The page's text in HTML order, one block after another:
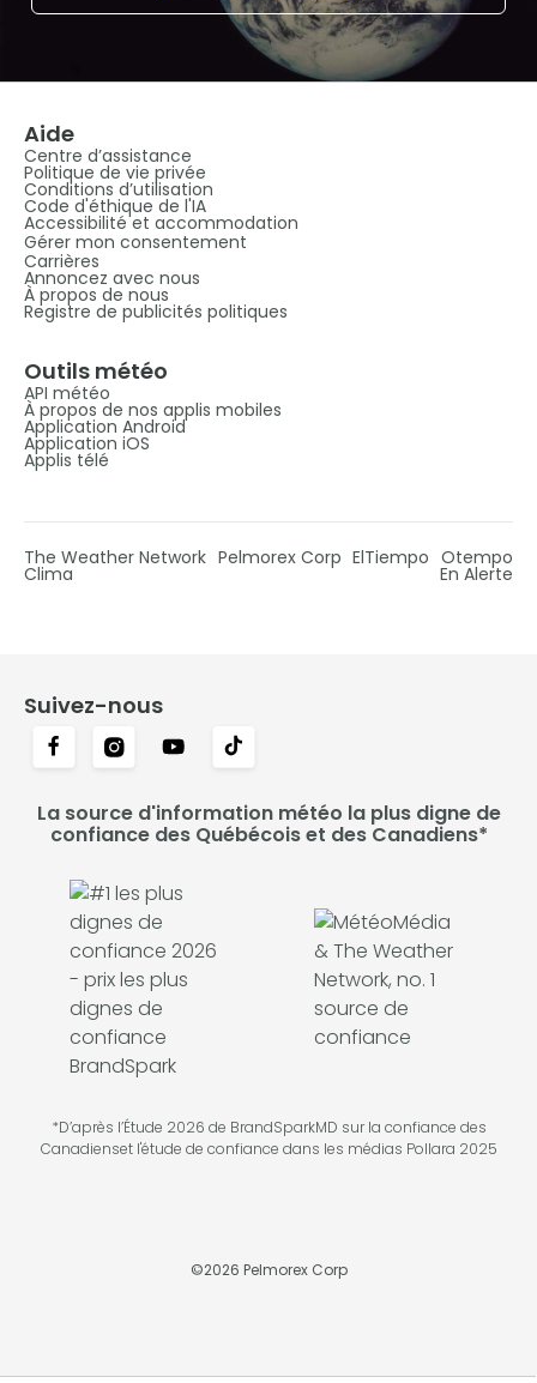
Aide
Centre d’assistance
Politique de vie privée
Conditions d’utilisation
Code d'éthique de l'IA
Accessibilité et accommodation
Gérer mon consentement
Carrières
Annoncez avec nous
À propos de nous
Registre de publicités politiques
Outils météo
API météo
À propos de nos applis mobiles
Application Android
Application iOS
Applis télé
The Weather Network Pelmorex Corp ElTiempo Otempo
Clima En Alerte
Suivez-nous
La source d'information météo la plus digne de
confiance des Québécois et des Canadiens*
*D’après l’Étude 2026 de BrandSparkMD sur la confiance des
Canadienset l'étude de confiance dans les médias Pollara 2025
©2026 Pelmorex Corp